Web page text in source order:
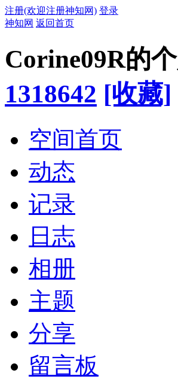
注册(欢迎注册神知网) 登录
神知网 返回首页
Corine09R的
1318642 [收藏]
空间首页
动态
记录
日志
相册
主题
分享
留言板